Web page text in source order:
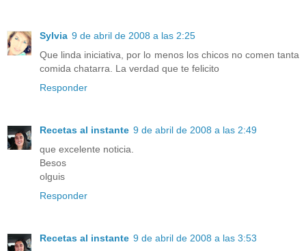
Sylvia 9 de abril de 2008 a las 2:25
Que linda iniciativa, por lo menos los chicos no comen tanta
comida chatarra. La verdad que te felicito
Responder
Recetas al instante 9 de abril de 2008 a las 2:49
que excelente noticia.
Besos
olguis
Responder
Recetas al instante 9 de abril de 2008 a las 3:53